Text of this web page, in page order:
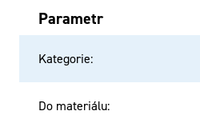
Parametr
Kategorie:
Do materiálu: